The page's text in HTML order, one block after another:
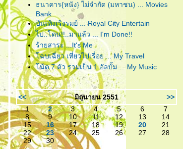
"Due Date"... รวมกันเราต้องอยู่
(กรุณา)อย่าทิ้งตูเป็นอันขาด!!?
"B.o.B. Presents: The
Adventures of Bobby Ray"
อาจเป็นฮิปฮอปหน้าใหม่ แต่ไม่ขอ
ึดติดความฮิป
"RED"... โตอย่างสมวัย แก่อย่าง
มีคุณภาพ และจงระห่ำอย่างไม่
เหลืออะไรจะเสีย!
"ห้องตรงข้าม หัวใจตรงกัน"
...
(หนังสั้น)แบบตัวเต็ม ที่ไม่มีอะไร
มากมาย แต่ก็ยังมีความจริงใจ!
ธนาคาร{หนัง} ไม่จำกัด (มหาชน) ... Movies
Bank
บันเทิงเริงรมย์ ... Royal City Entertain
ไป..โดน!!..มาแล้ว ... I'm Done!!
ร้ายสาระ ...It's Me
ฉบเฉี่ยว เที่ยวไปเรื่อย ... My Travel
น้ต 7 ตัว รวมเป็น 1 อัลบั้ม ... My Music
<< มิถุนายน 2551
>>
1
2 3 4 5 6
7
8
9 10 11 12 13
14
15
16 17 18 19 20
21
22
23 24 25 26 27
28
29
30